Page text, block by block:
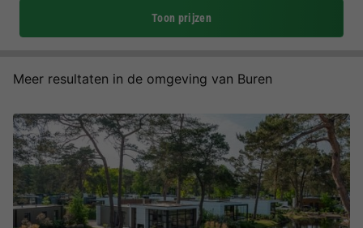
Toon prijzen
Meer resultaten in de omgeving van Buren